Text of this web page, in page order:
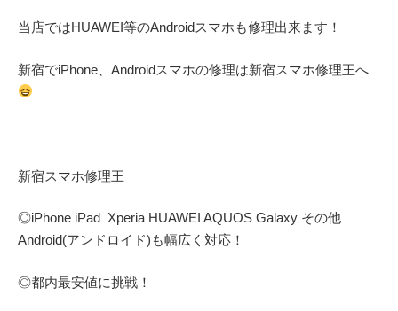
当店ではHUAWEI等のAndroidスマホも修理出来ます！
新宿でiPhone、Androidスマホの修理は新宿スマホ修理王へ
新宿スマホ修理王
◎iPhone iPad Xperia HUAWEI AQUOS Galaxy その他
Android(アンドロイド) も幅広く対応！
◎都内最安値に挑戦！